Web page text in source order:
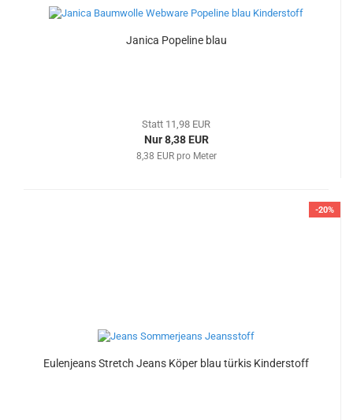
Janica Popeline blau
Statt 11,98 EUR
Nur 8,38 EUR
8,38 EUR pro Meter
-20%
Eulenjeans Stretch Jeans Köper blau türkis Kinderstoff